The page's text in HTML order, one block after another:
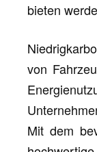
bieten
von
Mit dem